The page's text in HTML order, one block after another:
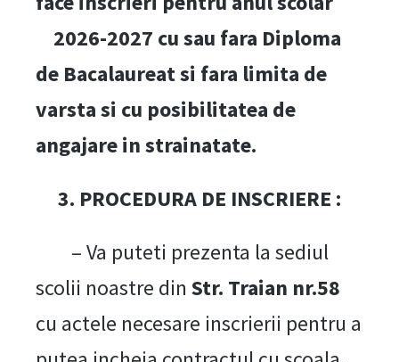
2026-2027 cu sau fara Diploma
de Bacalaureat si fara limita de
varsta si cu posibilitatea de
angajare in strainatate.
3. PROCEDURA DE INSCRIERE :
– Va puteti prezenta la sediul
scolii noastre din Str. Traian nr.58
cu actele necesare inscrierii pentru a